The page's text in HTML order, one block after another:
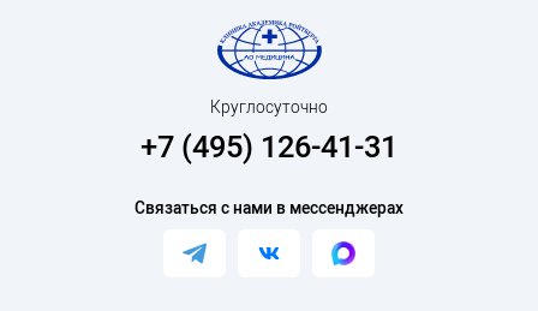
Круглосуточно
+7 (495) 126-41-31
Связаться с нами в мессенджерах